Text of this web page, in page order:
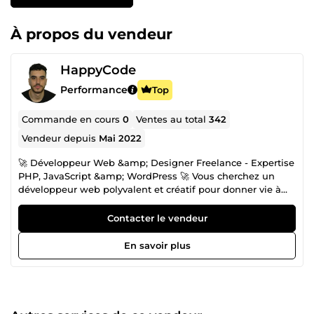
À propos du vendeur
HappyCode
Performance Top
Commande en cours0 Ventes au total342
Vendeur depuis Mai 2022
🚀 Développeur Web &amp; Designer Freelance - Expertise
PHP, JavaScript &amp; WordPress 🚀 Vous cherchez un
développeur web polyvalent et créatif pour donner vie à
vos projets web &amp; desktop ? 💻 ✨ Je suis un
passionné du développement web et du design, avec une
solide expertise en PHP, JavaScript, CSS, HTML, MySQL,
WordPress, PrestaShop, Shopify et une large expérience
avec divers frameworks. 💪 Mes forces : ✅ Transformation
compétences techniques avec mon talent de designer
Contacter le vendeur
En savoir plus